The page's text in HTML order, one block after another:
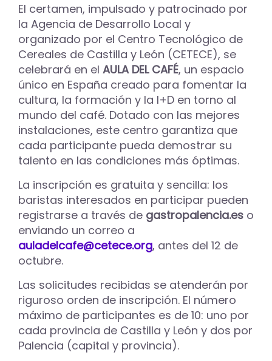
El certamen, impulsado y patrocinado por
la Agencia de Desarrollo Local y
organizado por el Centro Tecnológico de
Cereales de Castilla y León (CETECE), se
celebrará en el AULA DEL CAFÉ, un espacio
único en España creado para fomentar la
cultura, la formación y la I+D en torno al
mundo del café. Dotado con las mejores
instalaciones, este centro garantiza que
cada participante pueda demostrar su
talento en las condiciones más óptimas.
La inscripción es gratuita y sencilla: los
baristas interesados en participar pueden
registrarse a través de gastropalencia.es o
enviando un correo a
auladelcafe@cetece.org, antes del 12 de
octubre.
Las solicitudes recibidas se atenderán por
riguroso orden de inscripción. El número
máximo de participantes es de 10: uno por
cada provincia de Castilla y León y dos por
Palencia (capital y provincia).